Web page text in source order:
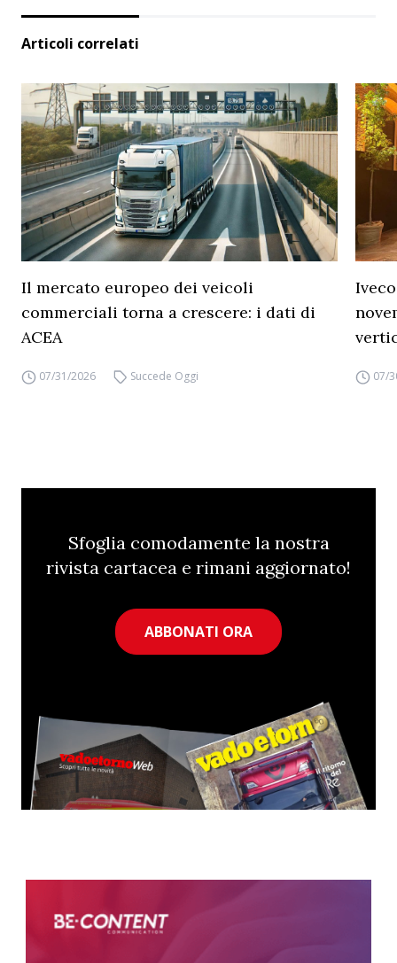
Articoli correlati
Il mercato europeo dei veicoli
commerciali torna a crescere: i dati di
ACEA
07/31/2026 Succede Oggi 07/
Sfoglia comodamente la nostra
rivista cartacea e rimani aggiornato!
ABBONATI ORA